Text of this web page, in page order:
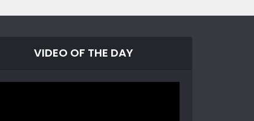
VIDEO OF THE DAY